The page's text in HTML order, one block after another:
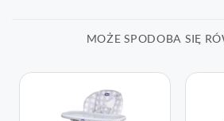
MOŻE SPODOBA SIĘ